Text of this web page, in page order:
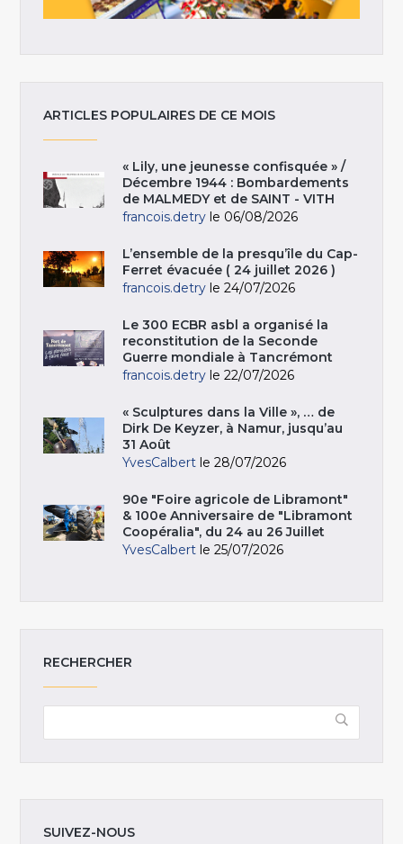
ARTICLES POPULAIRES DE CE MOIS
« Lily, une jeunesse confisquée » /
Décembre 1944 : Bombardements
de MALMEDY et de SAINT - VITH
francois.detry le 06/08/2026
L’ensemble de la presqu’île du Cap-
Ferret évacuée ( 24 juillet 2026 )
francois.detry le 24/07/2026
Le 300 ECBR asbl a organisé la
reconstitution de la Seconde
Guerre mondiale à Tancrémont
francois.detry le 22/07/2026
« Sculptures dans la Ville », … de
Dirk De Keyzer, à Namur, jusqu’au
31 Août
YvesCalbert le 28/07/2026
90e "Foire agricole de Libramont"
& 100e Anniversaire de "Libramont
Coopéralia", du 24 au 26 Juillet
YvesCalbert le 25/07/2026
RECHERCHER
SUIVEZ-NOUS